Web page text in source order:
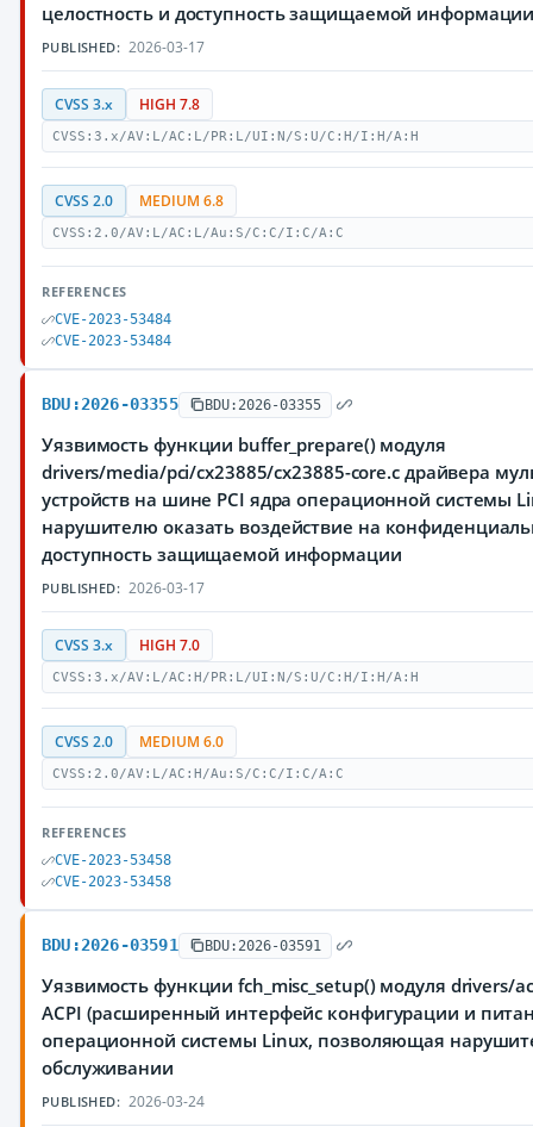
целостность и доступность защищаемой
PUBLISHED: 2026-03-17
CVSS 3.x HIGH 7.8
CVSS:3.x/AV:L/AC:L/PR:L/UI:N/S:U/C:H/I:H/A:H
CVSS 2.0 MEDIUM 6.8
CVSS:2.0/AV:L/AC:L/Au:S/C:C/I:C/A:C
REFERENCES
CVE-2023-53484
CVE-2023-53484
BDU:2026-03355 BDU:2026-03355
Уязвимость функции buffer_prepare() модуля
drivers/media/pci/cx23885/cx23885-core.c драйвера
устройств на шине PCI ядра операционной системы
нарушителю оказать воздействие на
доступность защищаемой информации
PUBLISHED: 2026-03-17
CVSS 3.x HIGH 7.0
CVSS:3.x/AV:L/AC:H/PR:L/UI:N/S:U/C:H/I:H/A:H
CVSS 2.0 MEDIUM 6.0
CVSS:2.0/AV:L/AC:H/Au:S/C:C/I:C/A:C
REFERENCES
CVE-2023-53458
CVE-2023-53458
BDU:2026-03591 BDU:2026-03591
Уязвимость функции fch_misc_setup() модуля drivers/
ACPI (расширенный интерфейс конфигурации и
операционной системы Linux, позволяющая
обслуживании
PUBLISHED: 2026-03-24